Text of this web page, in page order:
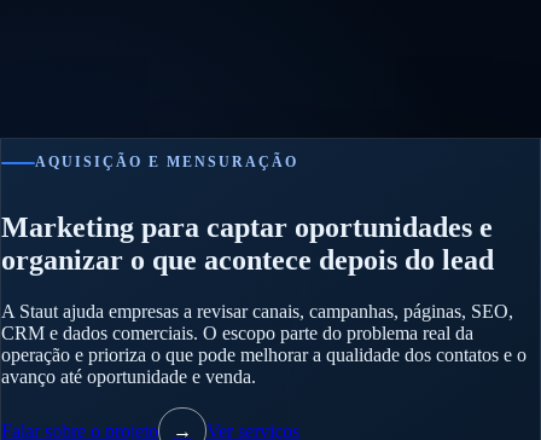
AQUISIÇÃO E MENSURAÇÃO
Marketing para captar oportunidades e
organizar o que acontece depois do lead
A Staut ajuda empresas a revisar canais, campanhas, páginas, SEO,
CRM e dados comerciais. O escopo parte do problema real da
operação e prioriza o que pode melhorar a qualidade dos contatos e o
avanço até oportunidade e venda.
Falar sobre o projeto →
Ver serviços